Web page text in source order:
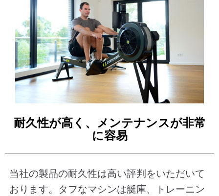
耐久性が高く、メンテナンスが非常
に容易
当社の製品の耐久性は高い評判をいただいて
おります。タフなマシンは艇庫、トレーニン